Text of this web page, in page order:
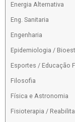
Energia Alternativa
Eng. Sanitaria
Engenharia
Epidemiologia /
Esportes / Educação
Filosofia
Física e Astronomia
Fisioterapia /